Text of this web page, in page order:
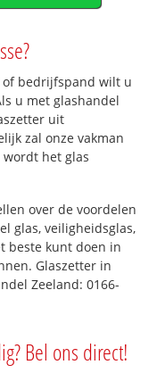
of bedrijfspand wilt u
u met glashandel
uit
zal onze vakman
het glas
over de voordelen
glas, veiligheidsglas,
beste kunt doen in
Glaszetter in
Zeeland: 0166-
Bel ons direct!